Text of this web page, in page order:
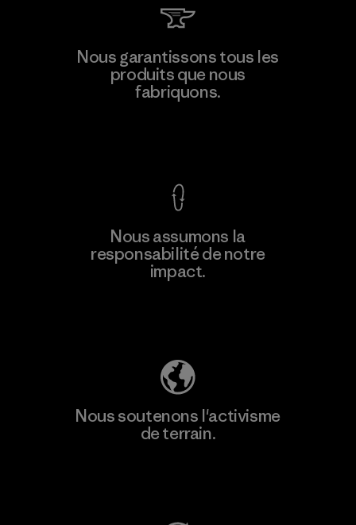
plus
MAS Active (Pvt) Ltd. - Asialine
Nous garantissons tous les
produits que nous
fabriquons.
Nous assumons la
responsabilité de notre
impact.
Nous soutenons l'activisme
de terrain.